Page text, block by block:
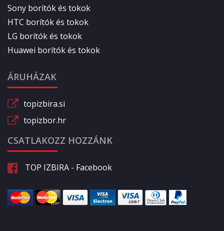
Sony borítók és tokok
HTC borítók és tokok
LG borítók és tokok
Huawei borítók és tokok
ÁRUHÁZAK
topizbira.si
topizbor.hr
CSATLAKOZZ HOZZÁNK
TOP IZBIRA - Facebook